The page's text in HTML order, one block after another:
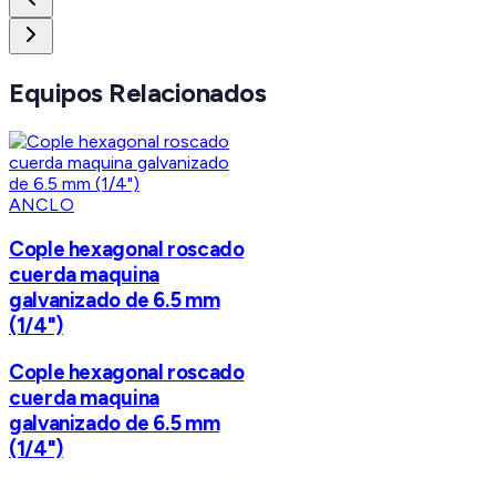
Equipos Relacionados
ANCLO
Cople hexagonal roscado
cuerda maquina
galvanizado de 6.5 mm
(1/4")
Cople hexagonal roscado
cuerda maquina
galvanizado de 6.5 mm
(1/4")